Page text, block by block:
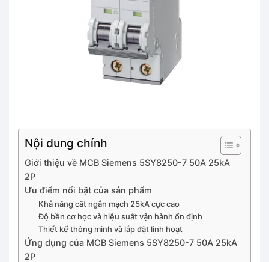
Nội dung chính
Giới thiệu về MCB Siemens 5SY8250-7 50A 25kA
2P
Ưu điểm nổi bật của sản phẩm
Khả năng cắt ngắn mạch 25kA cực cao
Độ bền cơ học và hiệu suất vận hành ổn định
Thiết kế thông minh và lắp đặt linh hoạt
Ứng dụng của MCB Siemens 5SY8250-7 50A 25kA
2P